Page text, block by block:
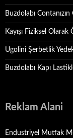
Buzdolabı
Kayışı Fiziksel
Ugolini Şerbetlik
Buzdolabı Kapı
Reklam Alani
Endustriyel Mutfak